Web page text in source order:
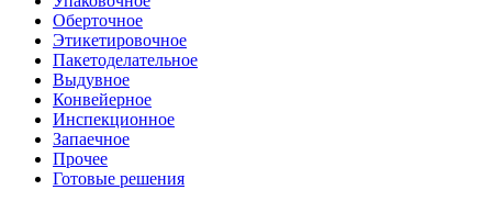
Оберточное
Этикетировочное
Пакетоделательное
Выдувное
Конвейерное
Инспекционное
Запаечное
Прочее
Готовые решения